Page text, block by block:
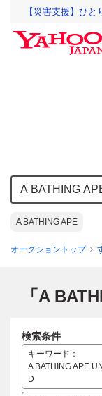
【災害支援】ひ
A BATHING APE
オークショントップ
「A
検索条件
キーワード ：
A BATHING APE
D